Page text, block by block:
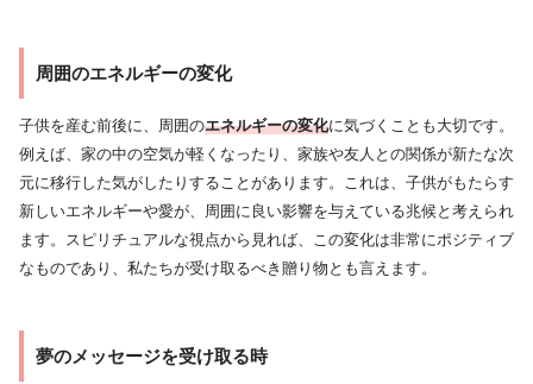
周囲のエネルギーの変化
子供を産む前後に、周囲のエネルギーの変化に気づくことも大切です。
例えば、家の中の空気が軽くなったり、家族や友人との関係が新たな次
元に移行した気がしたりすることがあります。これは、子供がもたらす
新しいエネルギーや愛が、周囲に良い影響を与えている兆候と考えられ
ます。スピリチュアルな視点から見れば、この変化は非常にポジティブ
なものであり、私たちが受け取るべき贈り物とも言えます。
夢のメッセージを受け取る時